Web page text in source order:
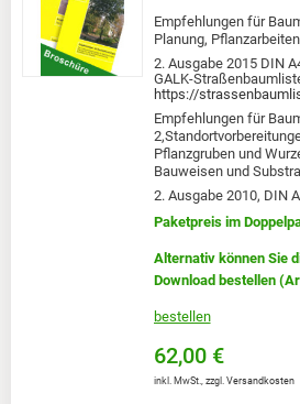
Empfehlungen für
Planung,
2. Ausgabe 2015 DIN
GALK-
https://
Empfehlungen für
Pflanzgruben und
Bauweisen und
2. Ausgabe 2010, DIN
Paketpreis im
Alternativ können Sie
Download bestellen
bestellen
62,00 €
inkl. MwSt., zzgl. Versandkosten